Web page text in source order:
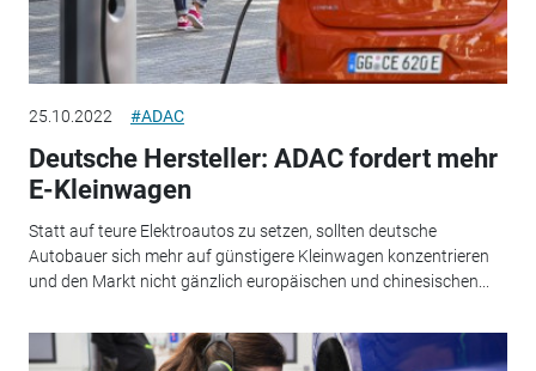
25.10.2022 #ADAC
Deutsche Hersteller: ADAC fordert mehr
E-Kleinwagen
Statt auf teure Elektroautos zu setzen, sollten deutsche
Autobauer sich mehr auf günstigere Kleinwagen konzentrieren
und den Markt nicht gänzlich europäischen und chinesischen...